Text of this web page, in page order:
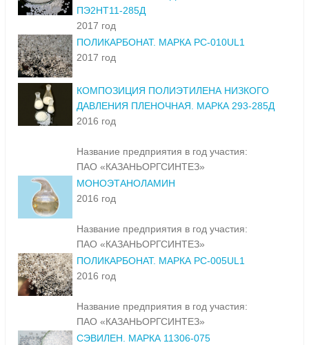
ПЭ2НТ11-285Д
2017 год
ПОЛИКАРБОНАТ. МАРКА PC-010UL1
2017 год
КОМПОЗИЦИЯ ПОЛИЭТИЛЕНА НИЗКОГО
ДАВЛЕНИЯ ПЛЕНОЧНАЯ. МАРКА 293-285Д
2016 год
Название предприятия в год участия:
ПАО «КАЗАНЬОРГСИНТЕЗ»
МОНОЭТАНОЛАМИН
2016 год
Название предприятия в год участия:
ПАО «КАЗАНЬОРГСИНТЕЗ»
ПОЛИКАРБОНАТ. МАРКА PC-005UL1
2016 год
Название предприятия в год участия:
ПАО «КАЗАНЬОРГСИНТЕЗ»
СЭВИЛЕН. МАРКА 11306-075